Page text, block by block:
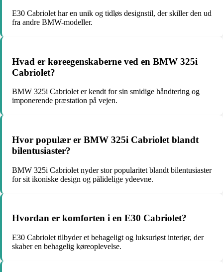
E30 Cabriolet har en unik og tidløs designstil, der skiller den ud
fra andre BMW-modeller.
Hvad er køreegenskaberne ved en BMW 325i
Cabriolet?
BMW 325i Cabriolet er kendt for sin smidige håndtering og
imponerende præstation på vejen.
Hvor populær er BMW 325i Cabriolet blandt
bilentusiaster?
BMW 325i Cabriolet nyder stor popularitet blandt bilentusiaster
for sit ikoniske design og pålidelige ydeevne.
Hvordan er komforten i en E30 Cabriolet?
E30 Cabriolet tilbyder et behageligt og luksuriøst interiør, der
skaber en behagelig køreoplevelse.